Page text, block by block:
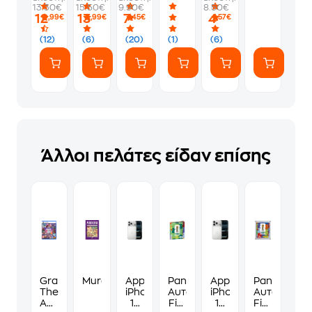
(12)
13.30€
12,99€
(6)
15.50€
13,99€
(20)
9.90€
7,45€
(1) (6)
8.50€
4,57€
Άλλοι πελάτες είδαν επίσης
Grand
Theft
Auto
MurdokuApple
iPhone
17
Panini
Αυτοκόλλητα
Fifa
Apple
iPhone
17
Panini
Fifa